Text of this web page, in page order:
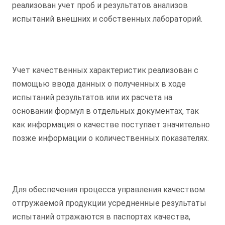
реализован учет проб и результатов анализов
испытаний внешних и собственных лабораторий.
Учет качественных характеристик реализован с
помощью ввода данных о полученных в ходе
испытаний результатов или их расчета на
основании формул в отдельных документах, так
как информация о качестве поступает значительно
позже информации о количественных показателях.
Для обеспечения процесса управления качеством
отгружаемой продукции усредненные результаты
испытаний отражаются в паспортах качества,